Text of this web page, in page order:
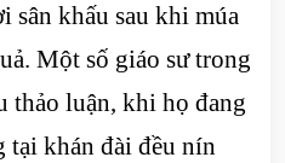
sân khấu sau khi múa
Một số giáo sư trong
thảo luận, khi họ đang
tại khán đài đều nín